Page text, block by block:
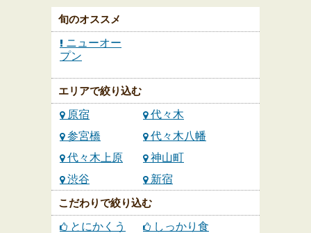
旬のオススメ
ニューオー
プン
エリアで絞り込む
原宿
代々木
参宮橋
代々木八幡
代々木上原
神山町
渋谷
新宿
こだわりで絞り込む
とにかくう
しっかり食